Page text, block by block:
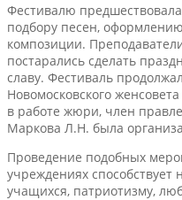
Фестивалю
подбору песен,
композиции.
постарались сделать
славу. Фестиваль
Новомосковского
в работе жюри, член
Маркова Л.Н. была
Проведение подобных
учреждениях
учащихся, патриотизму,